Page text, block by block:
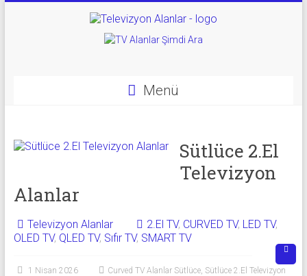
Televizyon
Televizyon
|
TV
Alanlar
Menü
Sütlüce 2.El
Televizyon
Alanlar
Televizyon Alanlar 2.El TV, CURVED TV, LED TV,
OLED TV, QLED TV, Sıfır TV, SMART TV
1 Nisan 2026 Curved TV Alanlar Sütlüce, Sütlüce 2.El Televizyon